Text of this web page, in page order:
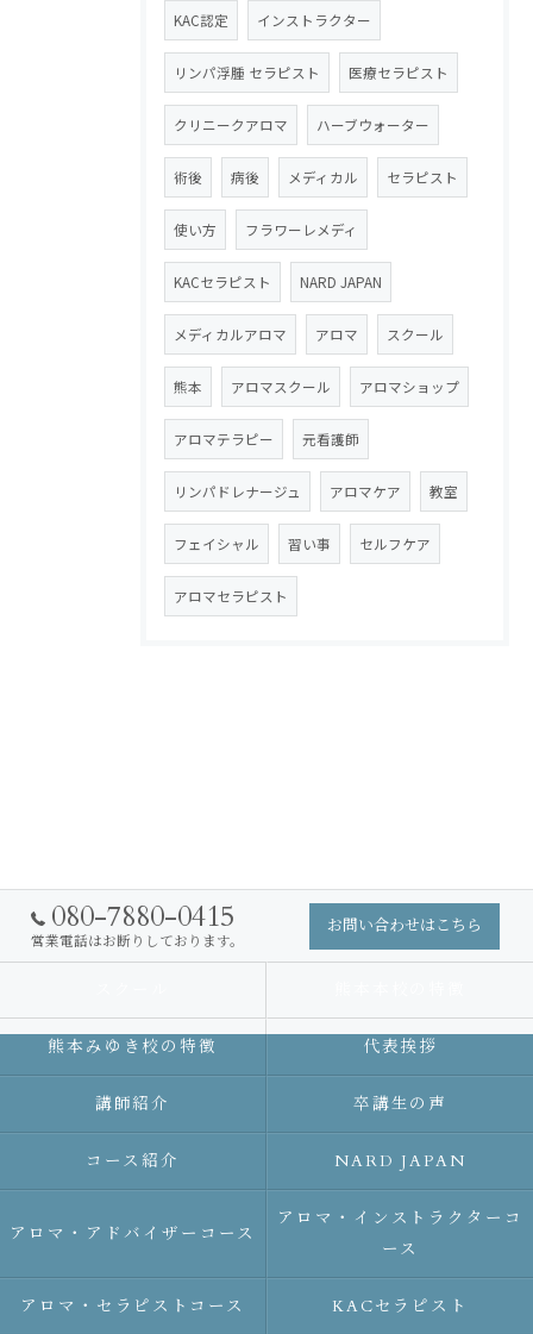
KAC認定 インストラクター
リンパ浮腫 セラピスト 医療セラピスト
クリニークアロマ ハーブウォーター
術後 病後 メディカル セラピスト
使い方 フラワーレメディ
KACセラピスト NARD JAPAN
メディカルアロマ アロマ スクール
熊本 アロマスクール アロマショップ
アロマテラピー 元看護師
リンパドレナージュ アロマケア 教室
フェイシャル 習い事 セルフケア
アロマセラピスト
080-7880-0415
営業電話はお断りしております。
お問い合わせはこちら
熊本みゆき校の特徴 代表挨拶
講師紹介 卒講生の声
コース紹介 NARD JAPAN
アロマ・アドバイザーコース
アロマ・インストラクターコ
ース
アロマ・セラピストコース KACセラピスト